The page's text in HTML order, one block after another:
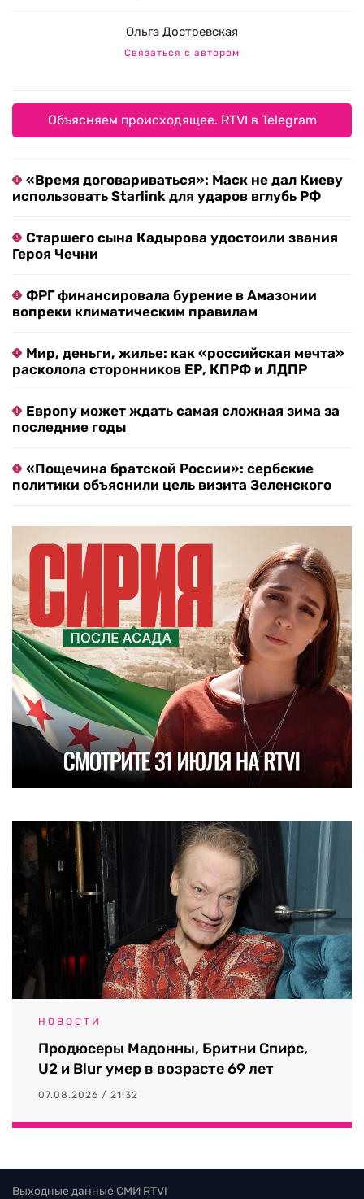
Ольга Достоевская
Связаться с автором
Объясняем происходящее. RTVI в Telegram
«Время договариваться»: Маск не дал Киеву
использовать Starlink для ударов вглубь РФ
Старшего сына Кадырова удостоили звания
Героя Чечни
ФРГ финансировала бурение в Амазонии
вопреки климатическим правилам
Мир, деньги, жилье: как «российская мечта»
расколола сторонников ЕР, КПРФ и ЛДПР
Европу может ждать самая сложная зима за
последние годы
«Пощечина братской России»: сербские
политики объяснили цель визита Зеленского
НОВОСТИ
Продюсеры Мадонны, Бритни Спирс,
U2 и Blur умер в возрасте 69 лет
07.08.2026 / 21:32
Выходные данные СМИ RTVI